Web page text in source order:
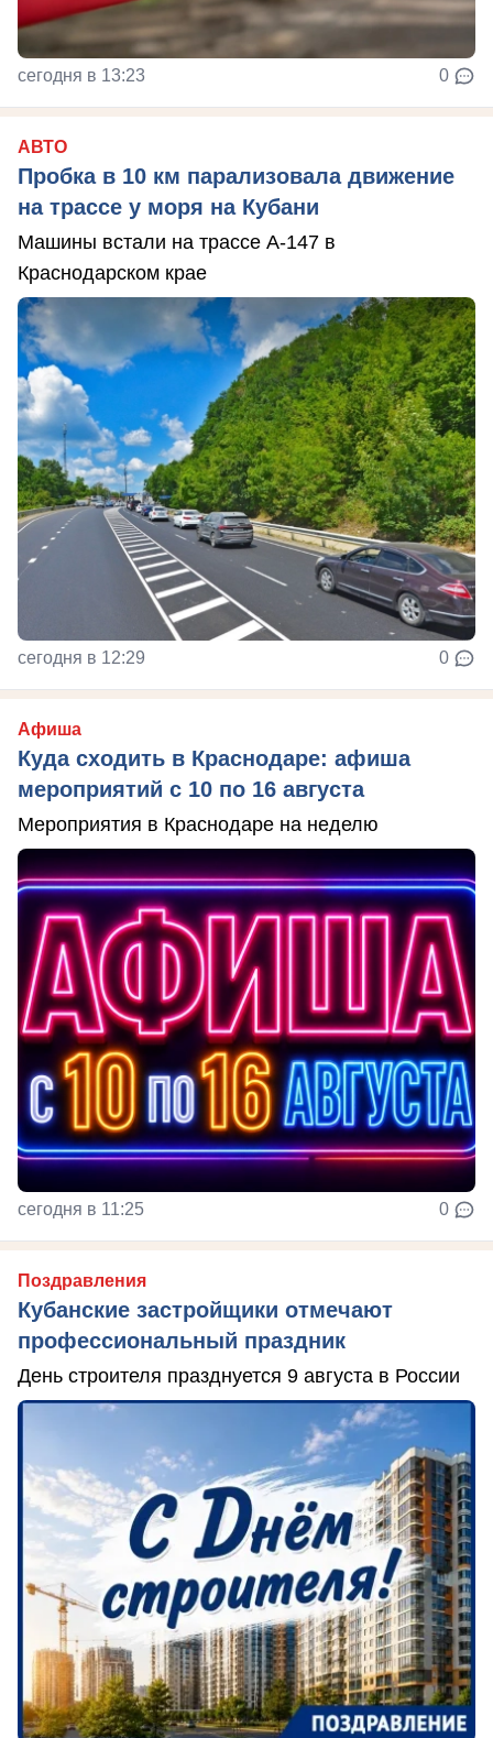
сегодня в 13:23 0
АВТО
Пробка в 10 км парализовала движение
на трассе у моря на Кубани
Машины встали на трассе А-147 в
Краснодарском крае
сегодня в 12:29 0
Афиша
Куда сходить в Краснодаре: афиша
мероприятий с 10 по 16 августа
Мероприятия в Краснодаре на неделю
сегодня в 11:25 0
Поздравления
Кубанские застройщики отмечают
профессиональный праздник
День строителя празднуется 9 августа в России